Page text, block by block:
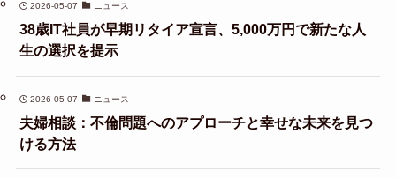
2026-05-07 ニュース
38歳IT社員が早期リタイア宣言、5,000万円で新たな人
生の選択を提示
2026-05-07 ニュース
夫婦相談：不倫問題へのアプローチと幸せな未来を見つ
ける方法